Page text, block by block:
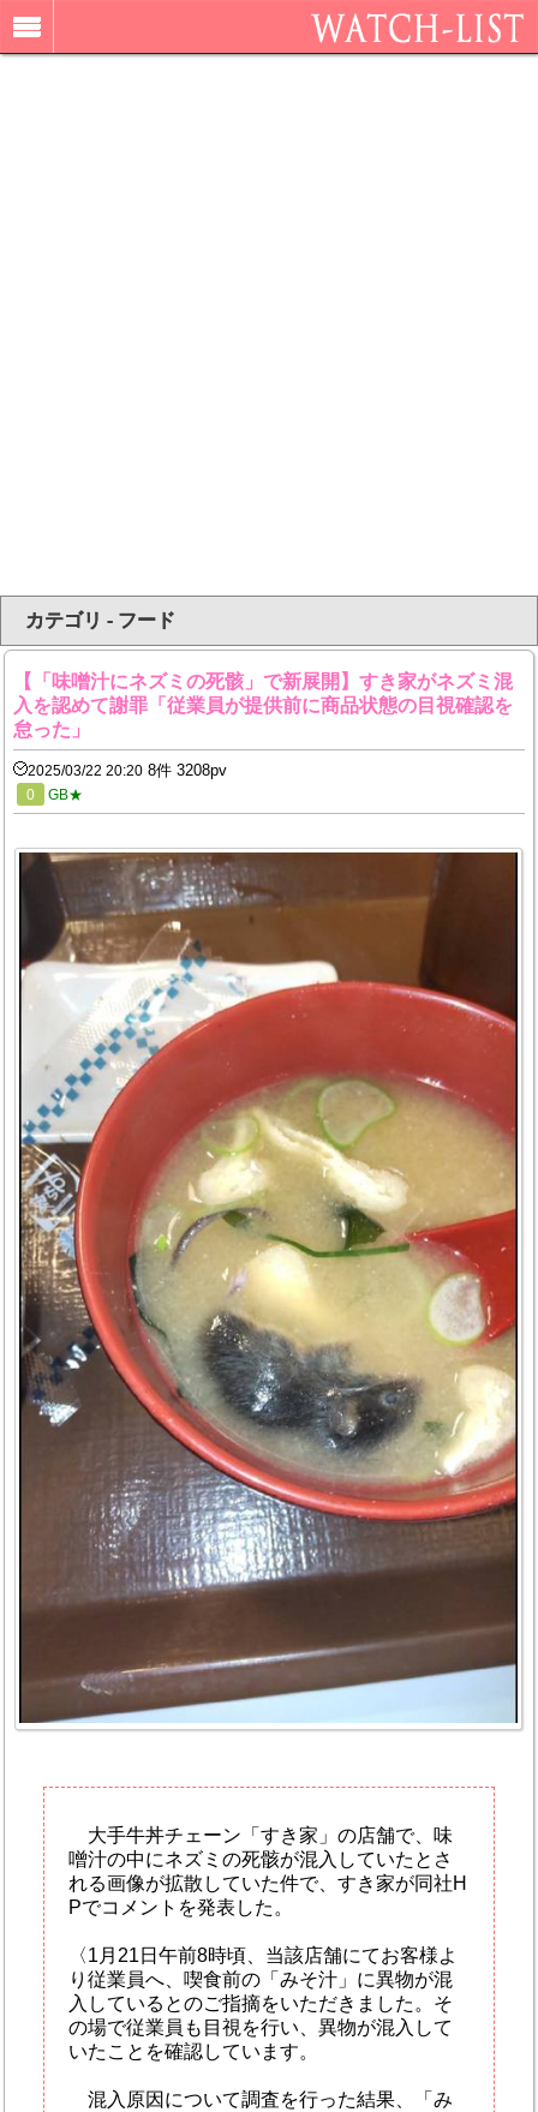
カテゴリ - フード
【「味噌汁にネズミの死骸」で新展開】すき家がネズミ混
入を認めて謝罪「従業員が提供前に商品状態の目視確認を
怠った」
2025/03/22 20:20 8件 3208pv
0 GB★
大手牛丼チェーン「すき家」の店舗で、味
噌汁の中にネズミの死骸が混入していたとさ
れる画像が拡散していた件で、すき家が同社H
Pでコメントを発表した。
〈1月21日午前8時頃、当該店舗にてお客様よ
り従業員へ、喫食前の「みそ汁」に異物が混
入しているとのご指摘をいただきました。そ
の場で従業員も目視を行い、異物が混入して
いたことを確認しています。
混入原因について調査を行った結果、「み